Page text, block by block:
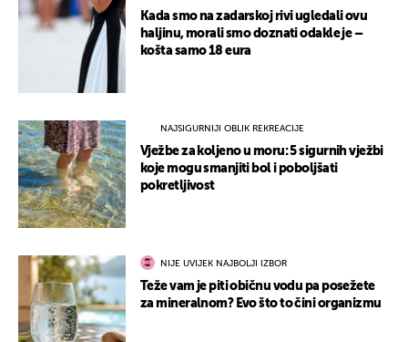
Kada smo na zadarskoj rivi ugledali ovu
haljinu, morali smo doznati odakle je –
košta samo 18 eura
NAJSIGURNIJI OBLIK REKREACIJE
Vježbe za koljeno u moru: 5 sigurnih vježbi
koje mogu smanjiti bol i poboljšati
pokretljivost
NIJE UVIJEK NAJBOLJI IZBOR
Teže vam je piti običnu vodu pa posežete
za mineralnom? Evo što to čini organizmu